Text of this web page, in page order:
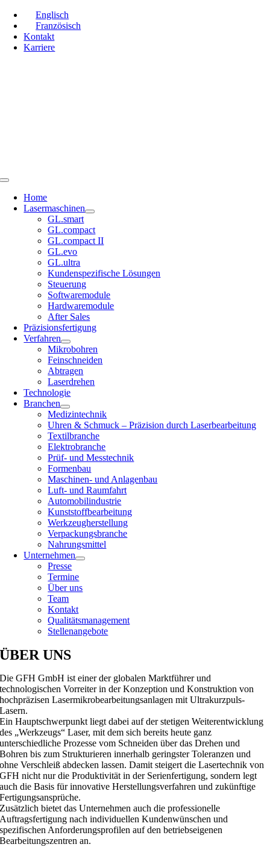
Zum
Inhalt
springen
Englisch
Französisch
Kontakt
Karriere
Toggle
NavigationHome
Lasermaschinen
GL.smart
GL.compact
GL.compact II
GL.evo
GL.ultra
Kundenspezifische Lösungen
Steuerung
Softwaremodule
Hardwaremodule
After Sales
Präzisionsfertigung
Verfahren
Mikrobohren
Feinschneiden
Abtragen
Laserdrehen
Technologie
Branchen
Medizintechnik
Uhren & Schmuck – Präzision durch Laserbearbeitung
Textilbranche
Elektrobranche
Prüf- und Messtechnik
Formenbau
Maschinen- und Anlagenbau
Luft- und Raumfahrt
Automobilindustrie
Kunststoff­bearbeitung
Werkzeugherstellung
Verpackungsbranche
Nahrungsmittel
Unternehmen
Presse
Termine
Über uns
Team
Kontakt
Qualitätsmanagement
Stellenangebote
ÜBER UNS
Die GFH GmbH ist einer der globalen Marktführer und
technologischen Vorreiter in der Konzeption und Konstruktion von
hochpräzisen Lasermikrobearbeitungsanlagen mit Ultrakurzpuls-
Lasern.
Ein Hauptschwerpunkt liegt dabei auf der stetigen Weiterentwicklung
des „Werkzeugs“ Laser, mit dem sich bereits heute ganz
unterschiedliche Prozesse vom Schneiden über das Drehen und
Bohren bis zum Strukturieren innerhalb geringster Toleranzen und
ohne Verschleiß abdecken lassen. Damit steigert die Lasertechnik von
GFH nicht nur die Produktivität in der Serienfertigung, sondern legt
auch die Basis für innovative Herstellungsverfahren und zukünftige
Fertigungsansprüche.
Zusätzlich bietet das Unternehmen auch die professionelle
Auftragsfertigung nach individuellen Kundenwünschen und
spezifischen Anforderungsprofilen auf den betriebseigenen
Bearbeitungszentren an.